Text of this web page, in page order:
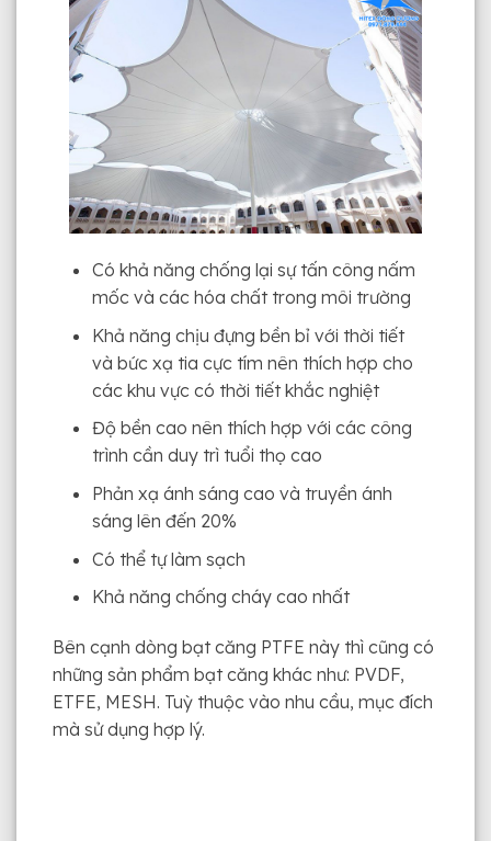
Có khả năng chống lại sự tấn công nấm
mốc và các hóa chất trong môi trường
Khả năng chịu đựng bền bỉ với thời tiết
và bức xạ tia cực tím nên thích hợp cho
các khu vực có thời tiết khắc nghiệt
Độ bền cao nên thích hợp với các công
trình cần duy trì tuổi thọ cao
Phản xạ ánh sáng cao và truyền ánh
sáng lên đến 20%
Có thể tự làm sạch
Khả năng chống cháy cao nhất
Bên cạnh dòng bạt căng PTFE này thì cũng có
những sản phẩm bạt căng khác như: PVDF,
ETFE, MESH. Tuỳ thuộc vào nhu cầu, mục đích
mà sử dụng hợp lý.